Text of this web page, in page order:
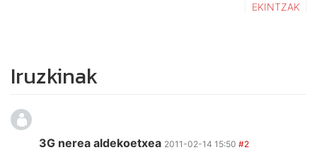
EKINTZAK
Iruzkinak
3G nerea aldekoetxea 2011-02-14 15:50 #2